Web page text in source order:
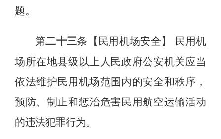
题。
第二十三条【民用机场安全】 民用机
场所在地县级以上人民政府公安机关应当
依法维护民用机场范围内的安全和秩序，
预防、制止和惩治危害民用航空运输活动
的违法犯罪行为。